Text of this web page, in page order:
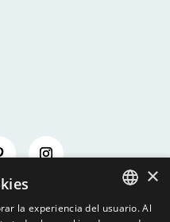
×
la experiencia del usuario. Al